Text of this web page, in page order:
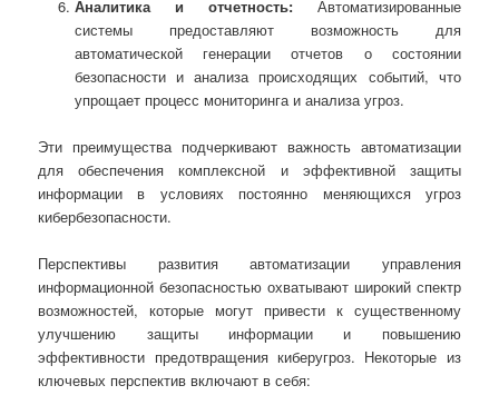
Аналитика и отчетность:Автоматизированные
системы предоставляют возможность для
автоматической генерации отчетов о состоянии
безопасности и анализа происходящих событий, что
упрощает процесс мониторинга и анализа угроз.
Эти преимущества подчеркивают важность автоматизации
для обеспечения комплексной и эффективной защиты
информации в условиях постоянно меняющихся угроз
кибербезопасности.
Перспективы развития автоматизации управления
информационной безопасностью охватывают широкий спектр
возможностей, которые могут привести к существенному
улучшению защиты информации и повышению
эффективности предотвращения киберугроз. Некоторые из
ключевых перспектив включают в себя: